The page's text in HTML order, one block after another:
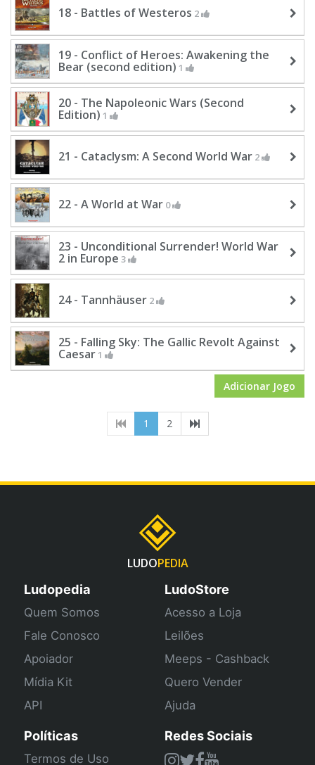
18 - Battles of Westeros 2
19 - Conflict of Heroes: Awakening the
Bear (second edition) 1
20 - The Napoleonic Wars (Second
Edition) 1
21 - Cataclysm: A Second World War 2
22 - A World at War 0
23 - Unconditional Surrender! World War
2 in Europe 3
24 - Tannhäuser 2
25 - Falling Sky: The Gallic Revolt Against
Caesar 1
Adicionar Jogo
1 (current)
2
LUDOPEDIA
Ludopedia
Quem Somos
Fale Conosco
Apoiador
Mídia Kit
API
LudoStore
Acesso a Loja
Leilões
Meeps - Cashback
Quero Vender
Ajuda
Políticas
Termos de Uso
Redes Sociais